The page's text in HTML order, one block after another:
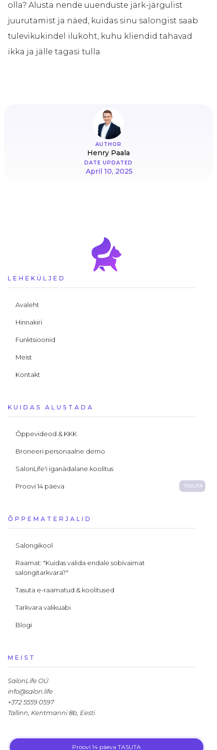
olla? Alusta nende uuenduste järk-järgulist
juurutamist ja näed, kuidas sinu salongist saab
tulevikukindel ilukoht, kuhu kliendid tahavad
ikka ja jälle tagasi tulla.
AUTHOR
Henry Paala
DATE UPDATED
April 10, 2025
LEHEKÜLJED
Avaleht
Hinnakiri
Funktsioonid
Meist
Kontakt
KUIDAS ALUSTADA
Õppevideod & KKK
Broneeri personaalne demo
SalonLife'i iganädalane koolitus
Proovi 14 päeva TASUTA
ÕPPEMATERJALID
Salongikool
Raamat: "Kuidas valida endale sobivaimat
salongitarkvara?"
Tasuta e-raamatud & koolitused
Tarkvara valikuabi
Blogi
MEIST
SalonLife OÜ
info@salon.life
+372 5559 0597
Tallinn, Kentmanni 8b, Eesti
Proovi 14 päeva TASUTA